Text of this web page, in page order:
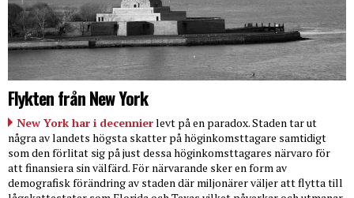
Flykten från New York
New York har i decennierlevt på en paradox. Staden tar ut
några av landets högsta skatter på höginkomsttagare samtidigt
som den förlitat sig på just dessa höginkomsttagares närvaro för
att finansiera sin välfärd. För närvarande sker en form av
demografisk förändring av staden där miljonärer väljer att flytta till